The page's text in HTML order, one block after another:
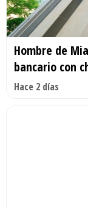
Hombre de
bancario con
Hace 2 días